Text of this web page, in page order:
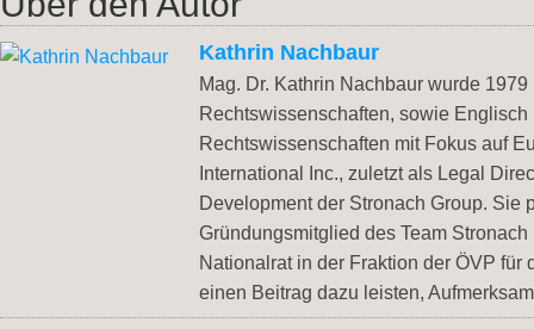
Kathrin Nachbaur
Mag. Dr. Kathrin Nachbaur wurde
Rechtswissenschaften, sowie
Rechtswissenschaften mit Fokus auf
International Inc., zuletzt als Legal
Development der Stronach Group. Sie
Gründungsmitglied des Team
Nationalrat in der Fraktion der ÖVP
einen Beitrag dazu leisten,